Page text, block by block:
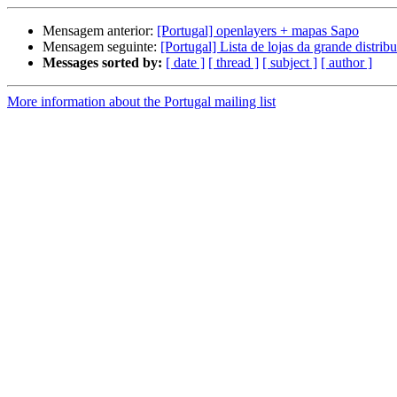
Mensagem anterior: [Portugal] openlayers + mapas Sapo
Mensagem seguinte: [Portugal] Lista de lojas da grande
Messages sorted by: [ date ] [ thread ] [ subject ] [ author ]
More information about the Portugal mailing list